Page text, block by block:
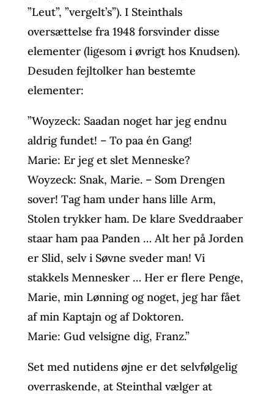
”Leut”, ”vergelt’s”). I Steinthals
oversættelse fra 1948 forsvinder disse
elementer (ligesom i øvrigt hos Knudsen).
Desuden fejltolker han bestemte
elementer:
”Woyzeck: Saadan noget har jeg endnu
aldrig fundet! – To paa én Gang!
Marie: Er jeg et slet Menneske?
Woyzeck: Snak, Marie. – Som Drengen
sover! Tag ham under hans lille Arm,
Stolen trykker ham. De klare Sveddraaber
staar ham paa Panden … Alt her på Jorden
er Slid, selv i Søvne sveder man! Vi
stakkels Mennesker … Her er flere Penge,
Marie, min Lønning og noget, jeg har fået
af min Kaptajn og af Doktoren.
Marie: Gud velsigne dig, Franz.”
Set med nutidens øjne er det selvfølgelig
overraskende, at Steinthal vælger at